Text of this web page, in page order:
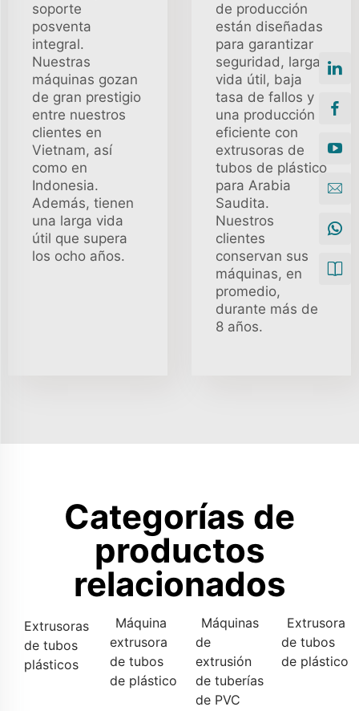
soporte
posventa
integral.
Nuestras
máquinas gozan
de gran prestigio
entre nuestros
clientes en
Vietnam, así
como en
Indonesia.
Además, tienen
una larga vida
útil que supera
los ocho años.
de producción
están diseñadas
para garantizar
seguridad, larga
vida útil, baja
tasa de fallos y
una producción
eficiente con
extrusoras de
tubos de plástico
para Arabia
Saudita.
Nuestros
clientes
conservan sus
máquinas, en
promedio,
durante más de
8 años.
Categorías de
productos
relacionados
Extrusoras
de tubos
plásticos
Máquina
extrusora
de tubos
de plástico
Máquinas
de
extrusión
de tuberías
de PVC
Extrusora
de tubos
de plástico